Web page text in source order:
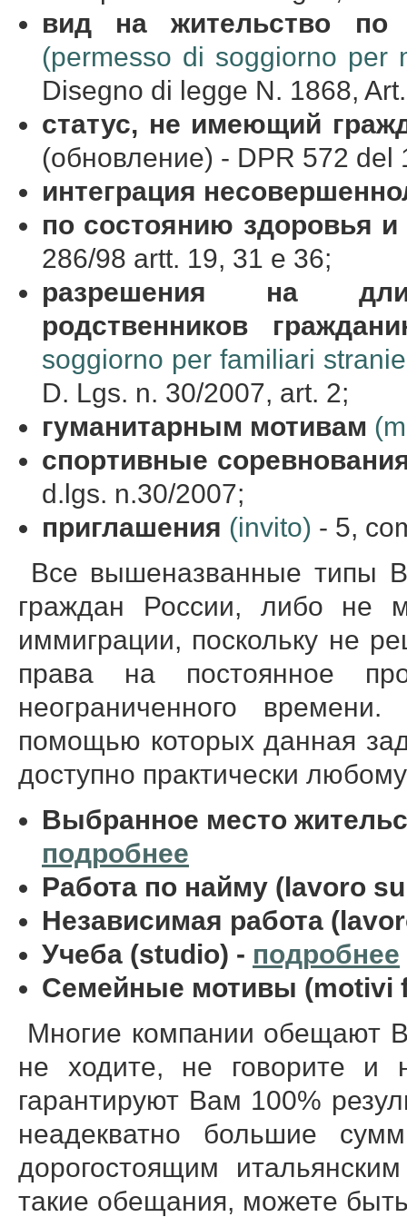
вид
на жительство
по
(permesso di soggiorno per
Disegno di legge N. 1868,
статус, не имеющий
(обновление) - DPR 572 del
интеграция
по состоянию здоровья
286/98 artt. 19, 31 e 36;
разрешения на
родственников
soggiorno per familiari
D. Lgs. n. 30/2007, art. 2;
гуманитарным мотивам
спортивные
d.lgs. n.30/2007;
приглашения (invito) - 5,
Все вышеназванные типы
граждан России, либо не
иммиграции, поскольку не
права на постоянное
неограниченного
помощью которых данная
доступно практически
Выбранное место
подробнее
Работа по найму (lavoro
Независимая работа
Учеба (studio) - подробнее
Семейные мотивы (motivi
Многие компании обещают
не ходите, не говорите и
гарантируют Вам 100%
неадекватно большие
дорогостоящим
такие обещания, можете